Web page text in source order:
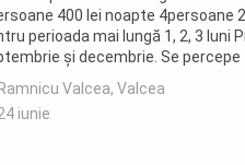
400 lei noapte 4persoane
perioada mai lungă 1, 2, 3 luni
și decembrie. Se
Mai multe ...
Ramnicu Valcea, Valcea
iunie